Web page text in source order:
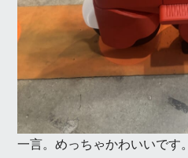
一言。めっちゃかわいいです。